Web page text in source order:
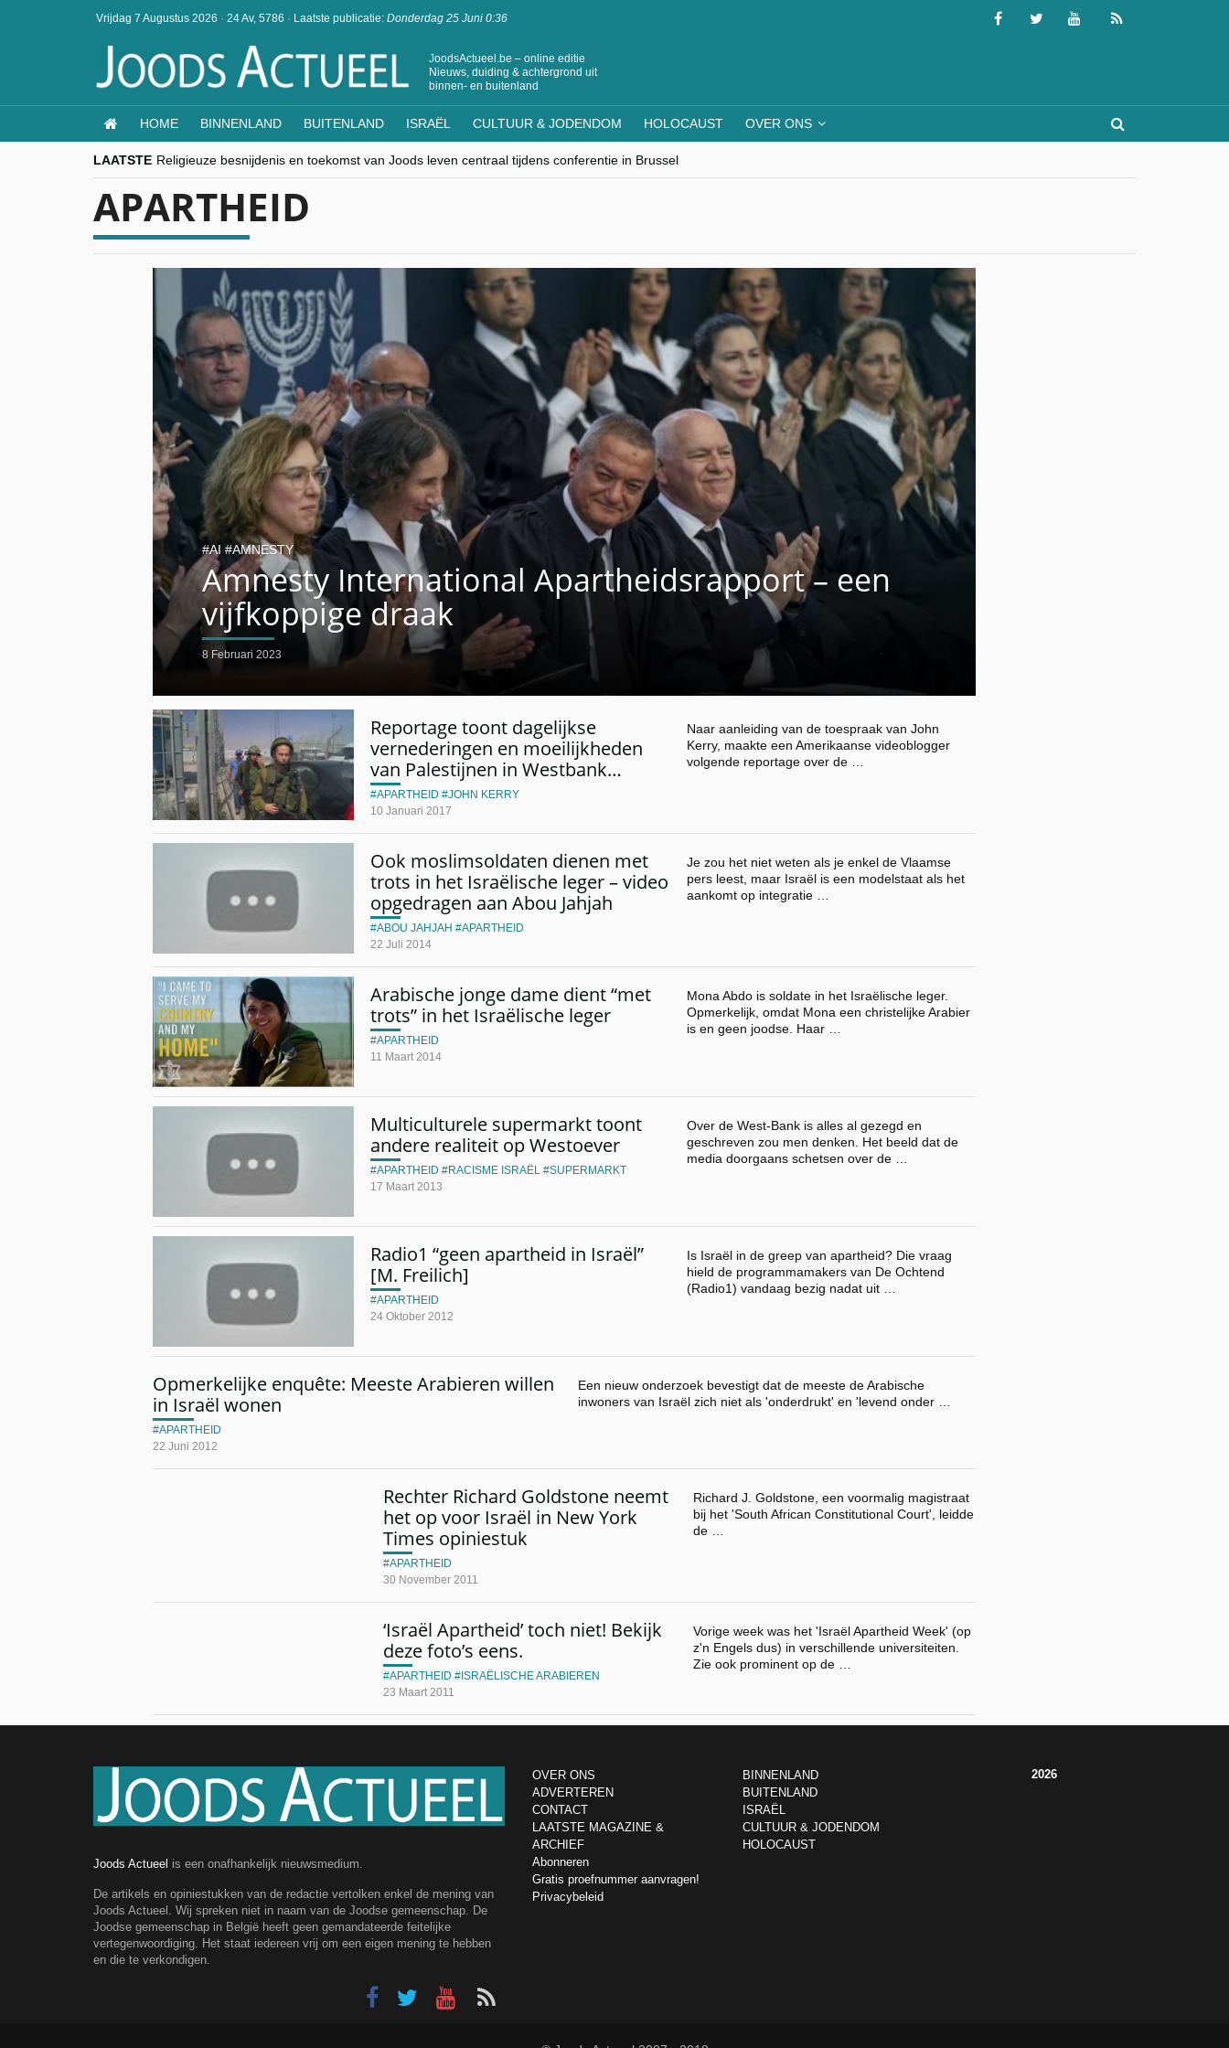
Vrijdag 7 Augustus 2026 · 24 Av, 5786 · Laatste publicatie: Donderdag 25 Juni 0:36
JoodsActueel.be – online editie
Nieuws, duiding & achtergrond uit
binnen- en buitenland
HOME BINNENLAND BUITENLAND ISRAËL CULTUUR & JODENDOM HOLOCAUST OVER ONS
LAATSTE Religieuze besnijdenis en toekomst van Joods leven centraal tijdens conferentie in Brussel
“Besnijdenisdebat toont hoe moeilijk seculiere Westen minderheden begrijpt”, Jinnih Beels (Vooruit)
CITYTRIP | ROEMENIË – Boekarest: de verrassing van Oost-Europa
“Vandaag zit elke Jood in België op de beklaagdenbank”
goKosher lanceert nieuwe website en samenwerking met Mishpacha voor kosher travel en simchas wereldwijd
APARTHEID
Amnesty International Apartheidsrapport – een
vijfkoppige draak
8 Februari 2023
AI AMNESTY
Reportage toont dagelijkse
vernederingen en moeilijkheden
van Palestijnen in Westbank…
10 Januari 2017
APARTHEID JOHN KERRY
Naar aanleiding van de toespraak van John
Kerry, maakte een Amerikaanse videoblogger
volgende reportage over de …
Ook moslimsoldaten dienen met
trots in het Israëlische leger – video
opgedragen aan Abou Jahjah
22 Juli 2014
ABOU JAHJAH APARTHEID
Je zou het niet weten als je enkel de Vlaamse
pers leest, maar Israël is een modelstaat als het
aankomt op integratie …
Arabische jonge dame dient “met
trots” in het Israëlische leger
11 Maart 2014
APARTHEID
Mona Abdo is soldate in het Israëlische leger.
Opmerkelijk, omdat Mona een christelijke Arabier
is en geen joodse. Haar …
Multiculturele supermarkt toont
andere realiteit op Westoever
17 Maart 2013
APARTHEID RACISME ISRAËL SUPERMARKT
Over de West-Bank is alles al gezegd en
geschreven zou men denken. Het beeld dat de
media doorgaans schetsen over de …
Radio1 “geen apartheid in Israël”
[M. Freilich]
24 Oktober 2012
APARTHEID
Is Israël in de greep van apartheid? Die vraag
hield de programmamakers van De Ochtend
(Radio1) vandaag bezig nadat uit …
Opmerkelijke enquête: Meeste Arabieren willen
in Israël wonen
22 Juni 2012
APARTHEID
Een nieuw onderzoek bevestigt dat de meeste de Arabische
inwoners van Israël zich niet als 'onderdrukt' en 'levend onder …
Rechter Richard Goldstone neemt
het op voor Israël in New York
Times opiniestuk
30 November 2011
APARTHEID
Richard J. Goldstone, een voormalig magistraat
bij het 'South African Constitutional Court', leidde
de …
‘Israël Apartheid’ toch niet! Bekijk
deze foto’s eens.
23 Maart 2011
APARTHEID ISRAËLISCHE ARABIEREN
Vorige week was het 'Israël Apartheid Week' (op
z'n Engels dus) in verschillende universiteiten.
Zie ook prominent op de …
Joods Actueel is een onafhankelijk nieuwsmedium.
De artikels en opiniestukken van de redactie vertolken enkel de mening van
Joods Actueel. Wij spreken niet in naam van de Joodse gemeenschap. De
Joodse gemeenschap in België heeft geen gemandateerde feitelijke
vertegenwoordiging. Het staat iedereen vrij om een eigen mening te hebben
en die te verkondigen.
OVER ONS
ADVERTEREN
CONTACT
LAATSTE MAGAZINE &
ARCHIEF
Abonneren
Gratis proefnummer aanvragen!
Privacybeleid
BINNENLAND
BUITENLAND
ISRAËL
CULTUUR & JODENDOM
HOLOCAUST
2026